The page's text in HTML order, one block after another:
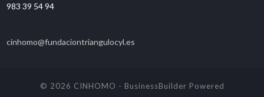
983 39 54 94
cinhomo@fundaciontriangulocyl.es
© 2026 CINHOMO - BusinessBuilder Powered